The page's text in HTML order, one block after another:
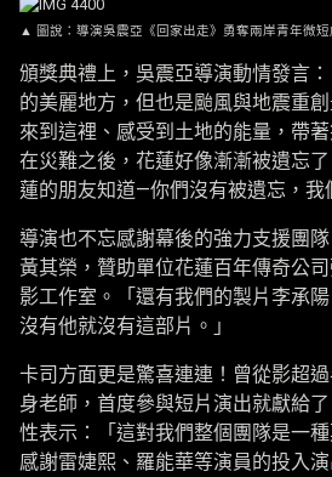
▲ 圖說：導演吳震亞《回家出走》勇奪兩岸青年微短
頒獎典禮上，吳震亞導演動情發言
的美麗地方，但也是颱風與地震重
來到這裡、感受到土地的能量，帶
在災難之後，花蓮好像漸漸被遺忘
蓮的朋友知道—你們沒有被遺忘，我
導演也不忘感謝幕後的強力支援團
黃其榮，贊助單位花蓮百年傳奇公
影工作室。「還有我們的製片李承
沒有他就沒有這部片。」
卡司方面更是驚喜連連！曾從影超
身老師，首度參與短片演出就獻給
性表示：「這對我們整個團隊是一
感謝雷婕熙、羅能華等演員的投入